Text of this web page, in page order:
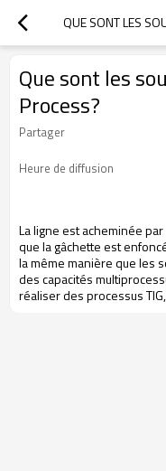
Que sont les
Process?
Partager
Heure de diffusion
La ligne est acheminée
que la gâchette est
la même manière que les
des capacités
réaliser des processus